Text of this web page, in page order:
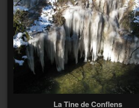
La Tine de Conflens